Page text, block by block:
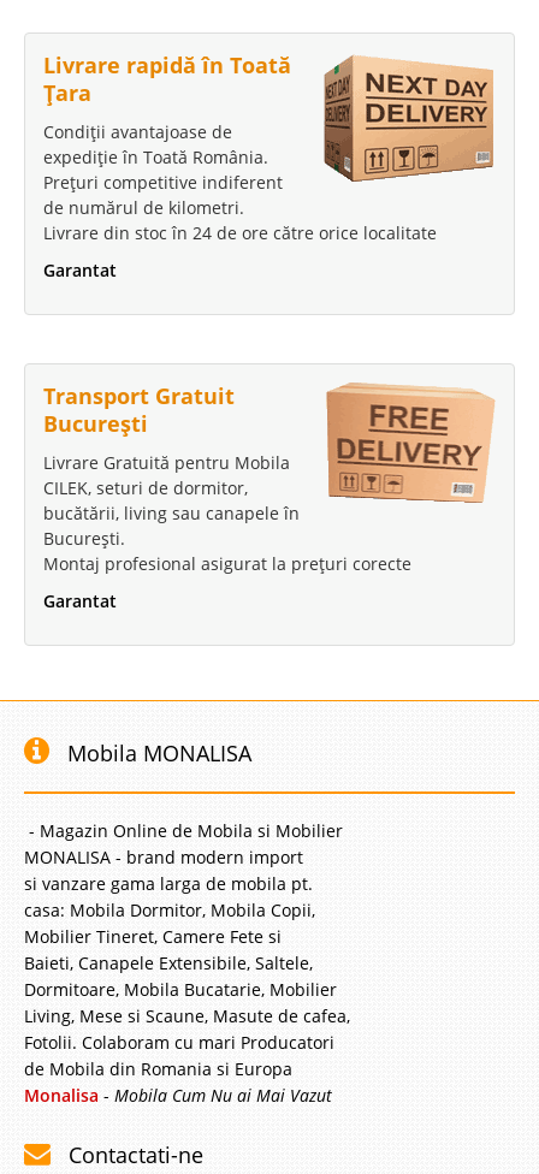
Livrare rapidă în Toată
Țara
Condiții avantajoase de
expediție în Toată România.
Prețuri competitive indiferent
de numărul de kilometri.
Livrare din stoc în 24 de ore către orice localitate
Garantat
Transport Gratuit
București
Livrare Gratuită pentru Mobila
CILEK, seturi de dormitor,
bucătării, living sau canapele în
București.
Montaj profesional asigurat la prețuri corecte
Garantat
Mobila MONALISA
- Magazin Online de Mobila si Mobilier
MONALISA - brand modern import
si vanzare gama larga de mobila pt.
casa: Mobila Dormitor, Mobila Copii,
Mobilier Tineret, Camere Fete si
Baieti, Canapele Extensibile, Saltele,
Dormitoare, Mobila Bucatarie, Mobilier
Living, Mese si Scaune, Masute de cafea,
Fotolii. Colaboram cu mari Producatori
de Mobila din Romania si Europa
Monalisa - Mobila Cum Nu ai Mai Vazut
Contactati-ne